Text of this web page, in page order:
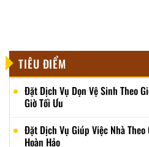
TIÊU ĐIỂM
Đặt Dịch Vụ Dọn Vệ Sinh Theo
Giờ Tối Ưu
Đặt Dịch Vụ Giúp Việc Nhà
Hoàn Hảo